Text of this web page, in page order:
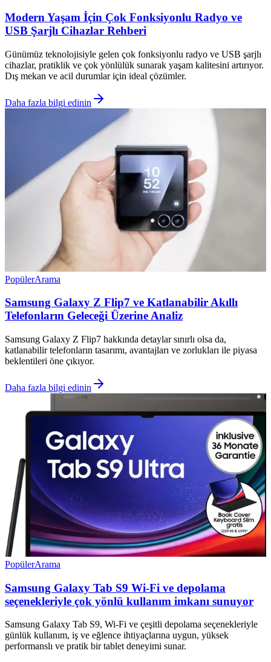
Modern Yaşam İçin Çok Fonksiyonlu Radyo ve
USB Şarjlı Cihazlar Rehberi
Günümüz teknolojisiyle gelen çok fonksiyonlu radyo ve USB şarjlı
cihazlar, pratiklik ve çok yönlülük sunarak yaşam kalitesini artırıyor.
Dış mekan ve acil durumlar için ideal çözümler.
Daha fazla bilgi edinin
PopülerArama
Samsung Galaxy Z Flip7 ve Katlanabilir Akıllı
Telefonların Geleceği Üzerine Analiz
Samsung Galaxy Z Flip7 hakkında detaylar sınırlı olsa da,
katlanabilir telefonların tasarımı, avantajları ve zorlukları ile piyasa
beklentileri öne çıkıyor.
Daha fazla bilgi edinin
PopülerArama
Samsung Galaxy Tab S9 Wi-Fi ve depolama
seçenekleriyle çok yönlü kullanım imkanı sunuyor
Samsung Galaxy Tab S9, Wi-Fi ve çeşitli depolama seçenekleriyle
günlük kullanım, iş ve eğlence ihtiyaçlarına uygun, yüksek
performanslı ve pratik bir tablet deneyimi sunar.